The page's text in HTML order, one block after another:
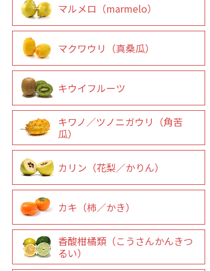
マルメロ（marmelo）
マクワウリ（真桑瓜）
キウイフルーツ
キワノ／ツノニガウリ（角苦
瓜）
カリン（花梨／かりん）
カキ（柿／かき）
香酸柑橘類（こうさんかんきつ
るい）